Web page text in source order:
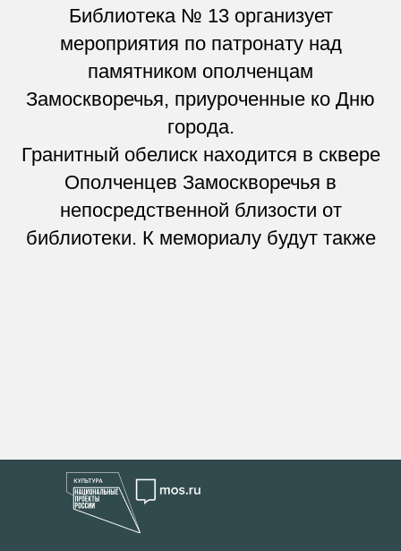
Библиотека № 13 организует
мероприятия по патронату над
памятником ополченцам
Замоскворечья, приуроченные ко Дню
города.
Гранитный обелиск находится в сквере
Ополченцев Замоскворечья в
непосредственной близости от
библиотеки. К мемориалу будут также